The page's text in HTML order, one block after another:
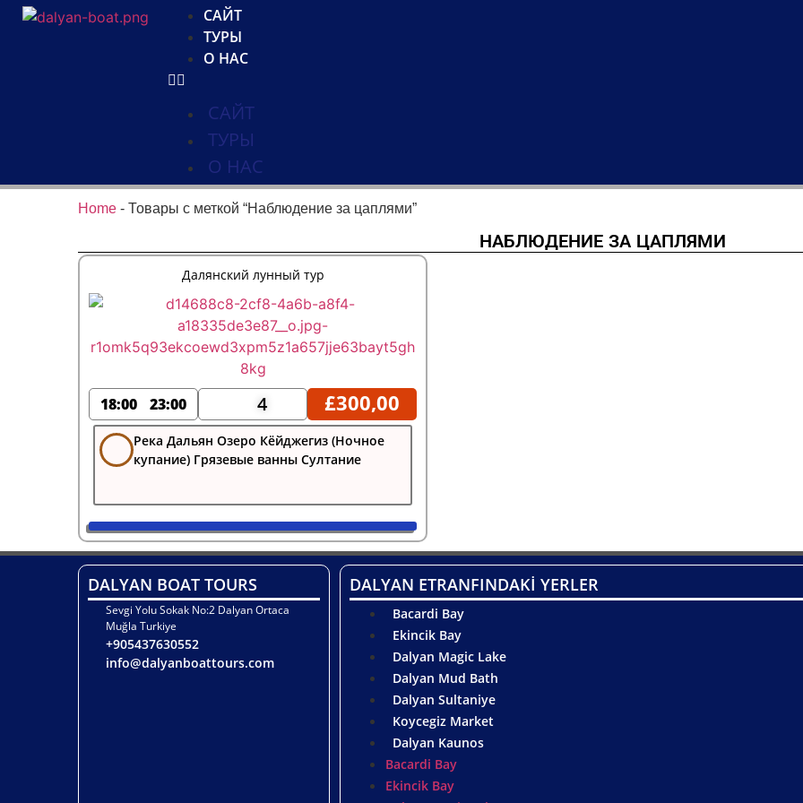
САЙТ
ТУРЫ
О НАС
САЙТ
ТУРЫ
О НАС
Home - Товары с меткой “Наблюдение за цаплями”
НАБЛЮДЕНИЕ ЗА ЦАПЛЯМИ
Далянский лунный тур
18:00 23:00 4 £300,00
Река Дальян Озеро Кёйджегиз (Ночное
купание) Грязевые ванны Султание
DALYAN BOAT TOURS
Sevgi Yolu Sokak No:2 Dalyan Ortaca
Muğla Turkiye
+905437630552
info@dalyanboattours.com
DALYAN ETRANFINDAKİ YERLER
Bacardi Bay
Ekincik Bay
Dalyan Magic Lake
Dalyan Mud Bath
Dalyan Sultaniye
Koycegiz Market
Dalyan Kaunos
Bacardi Bay
Ekincik Bay